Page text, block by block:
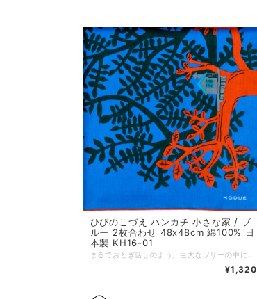
ひびのこづえ ハンカチ 小さな家 / ブ
ルー 2枚合わせ 48x48cm 綿100% 日
本製 KH16-01
¥1,320